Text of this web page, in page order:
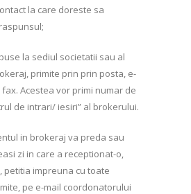
la care doreste sa
la sediul societatii sau al
primite prin prin posta, e-
Acestea vor primi numar de
de intrari/ iesiri” al brokerului.
in brokeraj va preda sau
zi in care a receptionat-o,
petitia impreuna cu toate
pe e-mail coordonatorului